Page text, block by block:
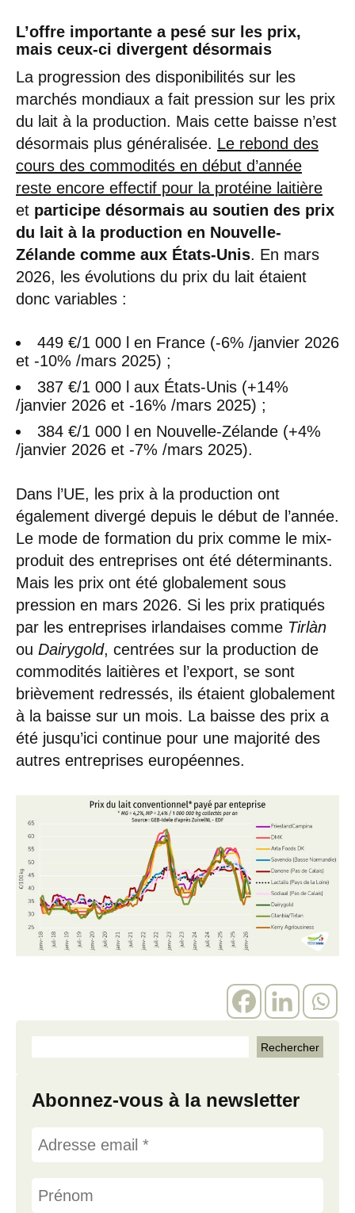
L’offre importante a pesé sur les prix,
mais ceux-ci divergent désormais
La progression des disponibilités sur les
marchés mondiaux a fait pression sur les prix
du lait à la production. Mais cette baisse n’est
désormais plus généralisée. Le rebond des
cours des commodités en début d’année
reste encore effectif pour la protéine laitière
et participe désormais au soutien des prix
du lait à la production en Nouvelle-
Zélande comme aux États-Unis. En mars
2026, les évolutions du prix du lait étaient
donc variables :
449 €/1 000 l en France (-6% /janvier 2026
et -10% /mars 2025) ;
387 €/1 000 l aux États-Unis (+14%
/janvier 2026 et -16% /mars 2025) ;
384 €/1 000 l en Nouvelle-Zélande (+4%
/janvier 2026 et -7% /mars 2025).
Dans l’UE, les prix à la production ont
également divergé depuis le début de l’année.
Le mode de formation du prix comme le mix-
produit des entreprises ont été déterminants.
Mais les prix ont été globalement sous
pression en mars 2026. Si les prix pratiqués
par les entreprises irlandaises comme Tirlàn
ou Dairygold, centrées sur la production de
commodités laitières et l’export, se sont
brièvement redressés, ils étaient globalement
à la baisse sur un mois. La baisse des prix a
été jusqu’ici continue pour une majorité des
autres entreprises européennes.
Abonnez-vous à la newsletter